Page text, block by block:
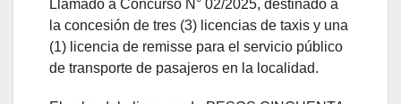
Llamado a Concurso N° 02/2025, destinado a
la concesión de tres (3) licencias de taxis y una
(1) licencia de remisse para el servicio público
de transporte de pasajeros en la localidad.